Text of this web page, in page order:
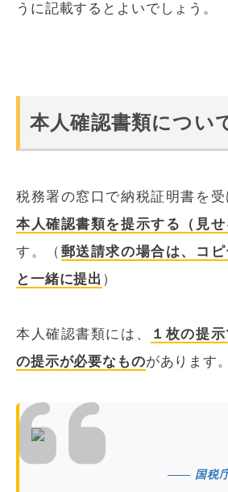
うに記載するとよいでしょう。
本人確認書類につい
税務署の窓口で納税証明書を受
本人確認書類を提示する（見せ
す。（ 郵送請求の場合は、コ
と一緒に提出 ）
本人確認書類には、 １枚の提
の提示が必要なものがあります。
国税